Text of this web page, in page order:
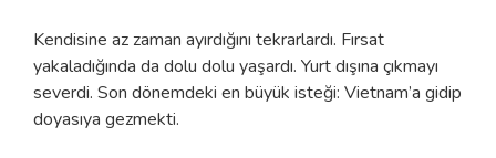
Kendisine az zaman ayırdığını tekrarlardı. Fırsat
yakaladığında da dolu dolu yaşardı. Yurt dışına çıkmayı
severdi. Son dönemdeki en büyük isteği: Vietnam’a gidip
doyasıya gezmekti.